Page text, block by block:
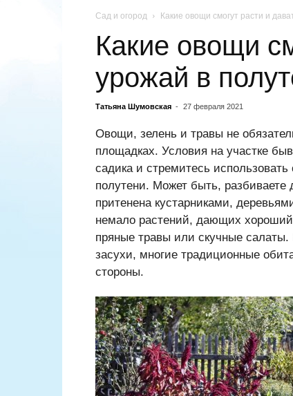
Сад и огород Какие овощи смогут расти и
Какие овощи
урожай в
Татьяна Шумовская - 27 февраля 2021
Овощи, зелень и травы не
площадках. Условия на участке
садика и стремитесь
полутени. Может быть, разбиваете
притенена кустарниками,
немало растений, дающих
пряные травы или скучные
засухи, многие традиционные
стороны.